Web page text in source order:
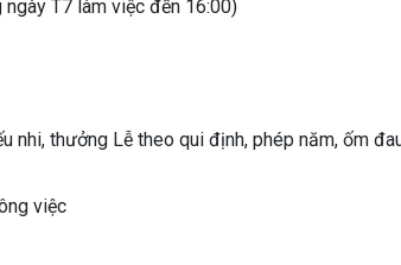
T7 làm việc đến 16:00)
nhi, thưởng Lễ theo qui định, phép năm, ốm
việc